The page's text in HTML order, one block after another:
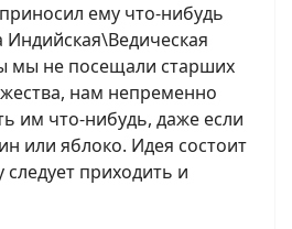
ему что-нибудь
Индийская\Ведическая
мы не посещали старших
нам непременно
им что-нибудь, даже если
или яблоко. Идея состоит
приходить и